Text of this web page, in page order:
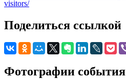
visitors/
Поделиться ссылкой
Фотографии события